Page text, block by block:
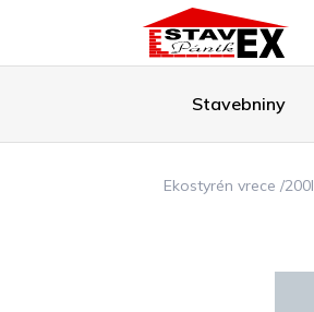
Stavebniny
Ekostyrén vrece /200l